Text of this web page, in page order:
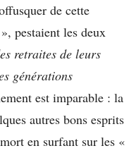
de cette
», pestaient les deux
retraites de leurs
générations
est imparable : la
autres bons esprits
en surfant sur les «